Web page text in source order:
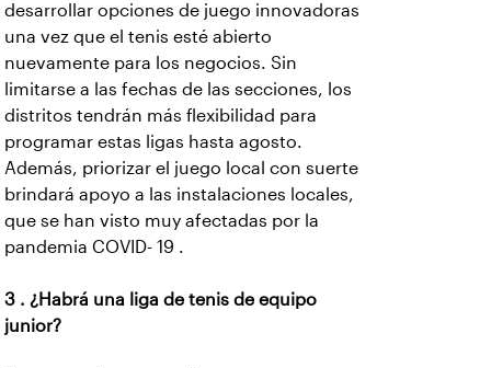
desarrollar opciones de juego innovadoras
una vez que el tenis esté abierto
nuevamente para los negocios. Sin
limitarse a las fechas de las secciones, los
distritos tendrán más flexibilidad para
programar estas ligas hasta agosto.
Además, priorizar el juego local con suerte
brindará apoyo a las instalaciones locales,
que se han visto muy afectadas por la
pandemia COVID- 19 .
3 . ¿Habrá una liga de tenis de equipo
junior?